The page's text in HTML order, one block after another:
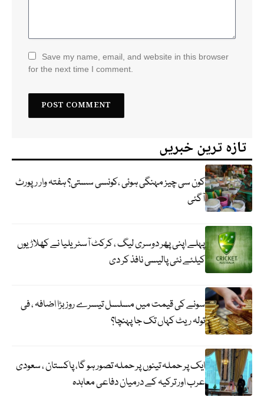
Save my name, email, and website in this browser
for the next time I comment.
تازہ ترین خبریں
کون سی چیز مہنگی ہوئی ،کونسی سستی؟ ہفتہ وار رپورٹ
آگئی
پہلے اپنی پھر دوسری لیگ ، کرکٹ آسٹریلیا نے کھلاڑیوں
کیلئے نئی پالیسی نافذ کر دی
سونے کی قیمت میں مسلسل تیسرے روز بڑا اضافہ ، فی
تولہ ریٹ کہاں تک جا پہنچا؟
ایک پر حملہ تینوں پر حملہ تصور ہو گا، پاکستان ، سعودی
عرب اور ترکیہ کے درمیان دفاعی معاہدہ